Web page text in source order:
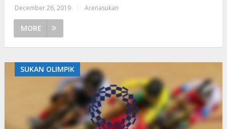
December 26, 2019 Arenasukan
MORE
SUKAN OLIMPIK